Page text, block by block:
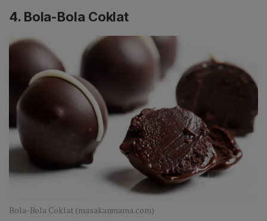
4. Bola-Bola Coklat
Bola-Bola Coklat (masakanmama.com)